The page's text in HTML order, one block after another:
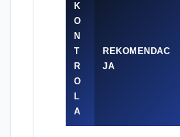
K
O
N
T
R
O
L
A
REKOMENDAC
JA